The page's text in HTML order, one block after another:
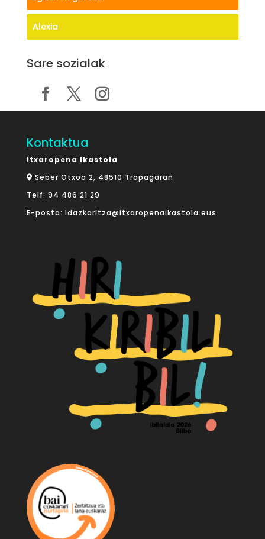
Alexia
Sare sozialak
Kontaktua
Itxaropena Ikastola
Seber Otxoa 2, 48510 Trapagaran
Telf: 94 486 21 29
E-posta: idazkaritza@itxaropenaikastola.eus